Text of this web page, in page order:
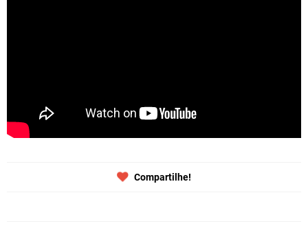
Compartilhe!